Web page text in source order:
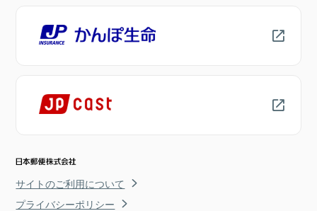
サイトのご利用について
プライバシーポリシー